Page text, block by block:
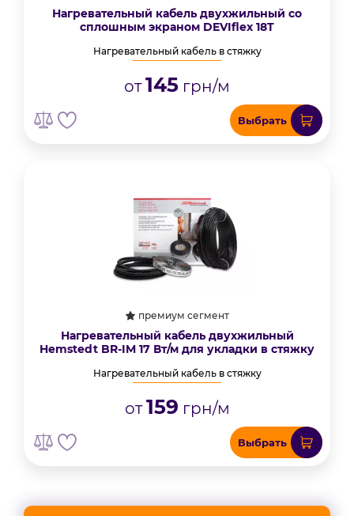
Нагревательный кабель двухжильный со
сплошным экраном DEVIflex 18T
Нагревательный кабель в стяжку
от145 грн/м
Выбрать
премиум сегмент
Нагревательный кабель двухжильный
Hemstedt BR-IM 17 Вт/м для укладки в стяжку
Нагревательный кабель в стяжку
от159 грн/м
Выбрать